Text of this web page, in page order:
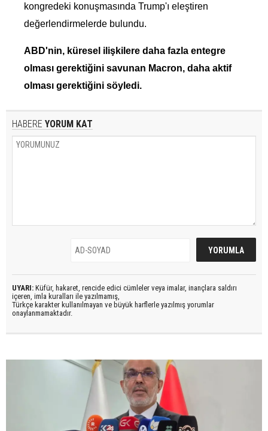
kongredeki konuşmasında Trump'ı eleştiren
değerlendirmelerde bulundu.
ABD'nin, küresel ilişkilere daha fazla entegre
olması gerektiğini savunan Macron, daha aktif
olması gerektiğini söyledi.
HABERE YORUM KAT
UYARI: Küfür, hakaret, rencide edici cümleler veya imalar, inançlara saldırı
içeren, imla kuralları ile yazılmamış,
Türkçe karakter kullanılmayan ve büyük harflerle yazılmış yorumlar
onaylanmamaktadır.